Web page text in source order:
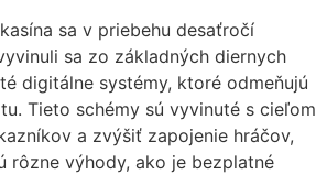
sa v priebehu desaťročí
sa zo základných diernych
digitálne systémy, ktoré odmeňujú
Tieto schémy sú vyvinuté s cieľom
a zvýšiť zapojenie hráčov,
rôzne výhody, ako je bezplatné